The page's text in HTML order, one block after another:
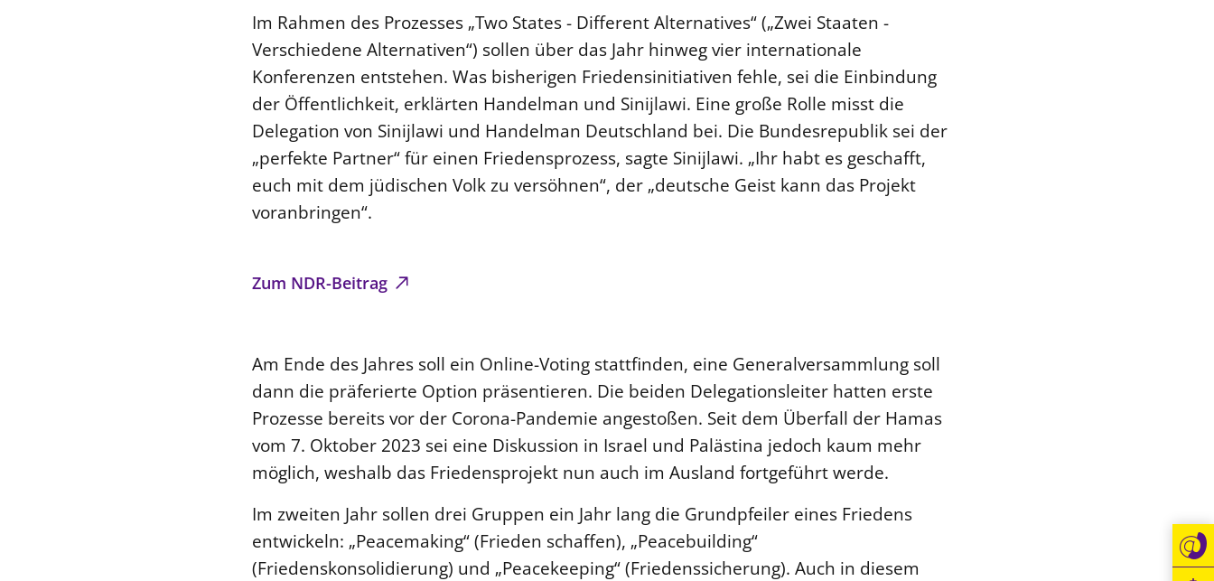
Im Rahmen des Prozesses „Two States - Different Alternatives“ („Zwei Staaten -
Verschiedene Alternativen“) sollen über das Jahr hinweg vier internationale
Konferenzen entstehen. Was bisherigen Friedensinitiativen fehle, sei die Einbindung
der Öffentlichkeit, erklärten Handelman und Sinijlawi. Eine große Rolle misst die
Delegation von Sinijlawi und Handelman Deutschland bei. Die Bundesrepublik sei der
„perfekte Partner“ für einen Friedensprozess, sagte Sinijlawi. „Ihr habt es geschafft,
euch mit dem jüdischen Volk zu versöhnen“, der „deutsche Geist kann das Projekt
voranbringen“.
Zum NDR-Beitrag
Am Ende des Jahres soll ein Online-Voting stattfinden, eine Generalversammlung soll
dann die präferierte Option präsentieren. Die beiden Delegationsleiter hatten erste
Prozesse bereits vor der Corona-Pandemie angestoßen. Seit dem Überfall der Hamas
vom 7. Oktober 2023 sei eine Diskussion in Israel und Palästina jedoch kaum mehr
möglich, weshalb das Friedensprojekt nun auch im Ausland fortgeführt werde.
Im zweiten Jahr sollen drei Gruppen ein Jahr lang die Grundpfeiler eines Friedens
entwickeln: „Peacemaking“ (Frieden schaffen), „Peacebuilding“
(Friedenskonsolidierung) und „Peacekeeping“ (Friedenssicherung). Auch in diesem